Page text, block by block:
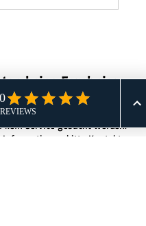
keine Ergebnisse
Suche finden
kein Service gebucht werden.
Informationen bitte Kontakt